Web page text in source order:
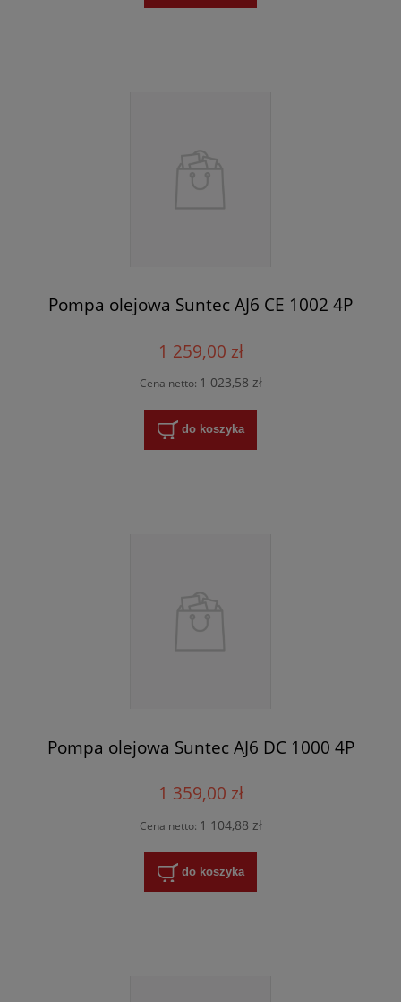
Pompa olejowa Suntec AJ6 CE 1002 4P
1 259,00 zł
Cena netto: 1 023,58 zł
do koszyka
Pompa olejowa Suntec AJ6 DC 1000 4P
1 359,00 zł
Cena netto: 1 104,88 zł
do koszyka